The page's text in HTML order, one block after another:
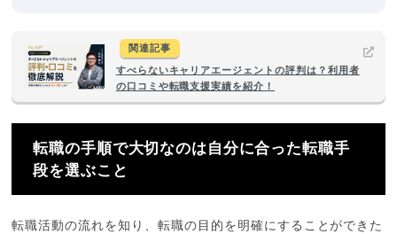
関連記事
すべらないキャリアエージェントの評判は？利用者
の口コミや転職支援実績を紹介！
転職の手順で大切なのは自分に合った転職手
段を選ぶこと
転職活動の流れを知り、転職の目的を明確にすることができた